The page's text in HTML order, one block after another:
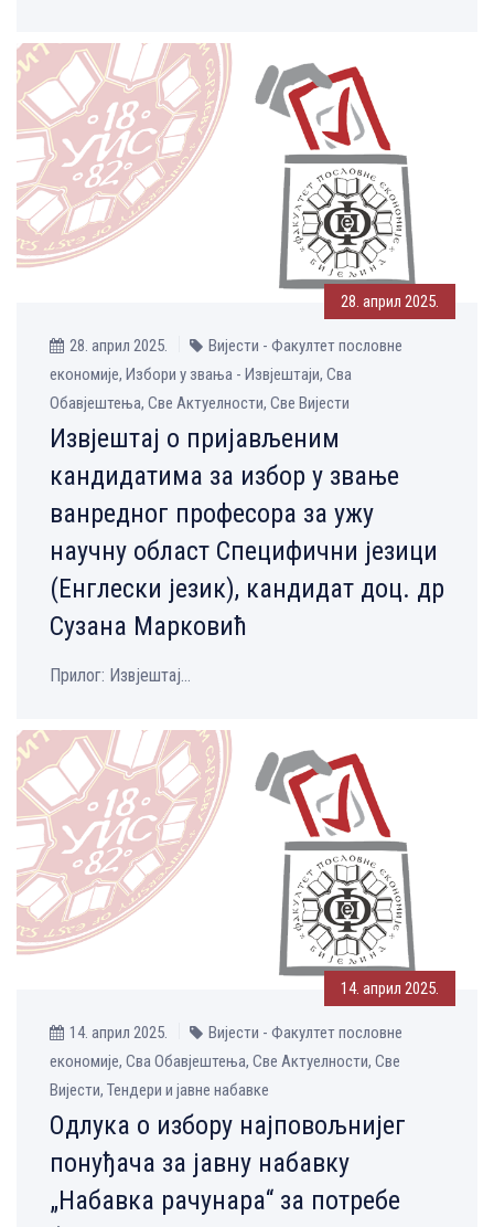
28. април 2025.
28. април 2025.
Вијести - Факултет пословне
економије, Избори у звања - Извјештаји, Сва
Обавјештења, Све Aктуелности, Све Вијести
Извјештај о пријављеним
кандидатима за избор у звање
ванредног професора за ужу
научну област Специфични језици
(Енглески језик), кандидат доц. др
Сузана Марковић
Прилог: Извјештај...
14. април 2025.
14. април 2025.
Вијести - Факултет пословне
економије, Сва Обавјештења, Све Aктуелности, Све
Вијести, Тендери и јавне набавке
Одлука о избору најповољнијег
понуђача за јавну набавку
„Набавка рачунара“ за потребе